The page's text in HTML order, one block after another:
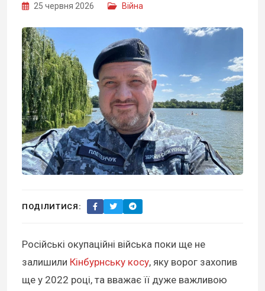
25 червня 2026 Війна
ПОДІЛИТИСЯ:
Російські окупаційні війська поки ще не
залишили Кінбурнську косу, яку ворог захопив
ще у 2022 році, та вважає її дуже важливою